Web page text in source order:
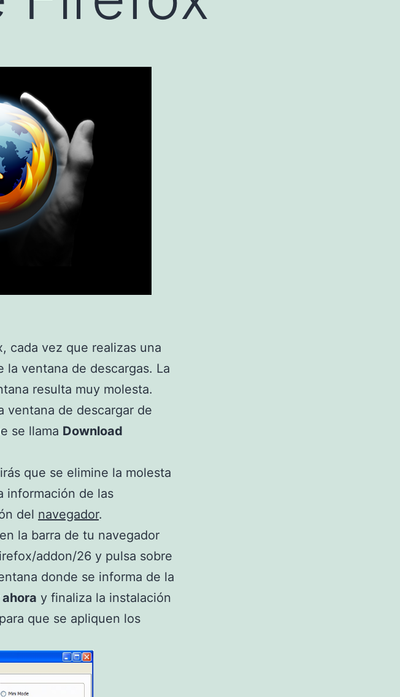
cada vez que realizas una
la ventana de descargas. La
resulta muy molesta.
ventana de descargar de
se llama Download
que se elimine la molesta
información de las
del navegador.
la barra de tu navegador
addon/26 y pulsa sobre
donde se informa de la
y finaliza la instalación
para que se apliquen los